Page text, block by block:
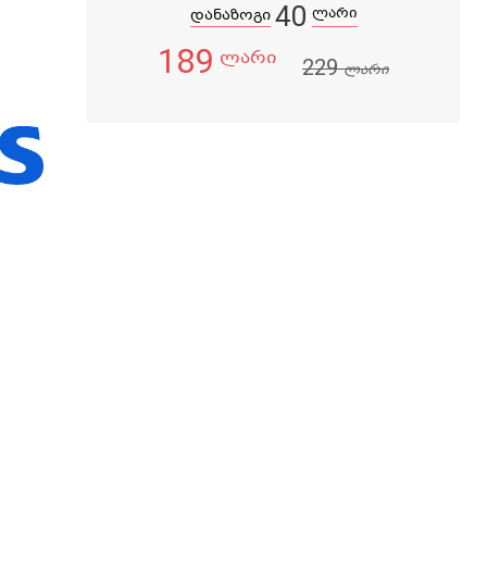
დანაზოგი 40 ლარი
189 ლარი 229ლარი